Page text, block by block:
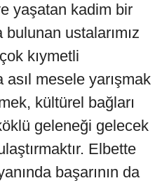
yaşatan kadim bir
ustalarımız
kıymetli
mesele yarışmak
kültürel bağları
geleneği gelecek
Elbette
başarının da